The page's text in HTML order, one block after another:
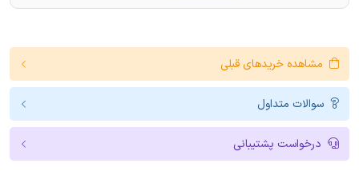
مشاهده خریدهای قبلی
سوالات متداول
درخواست پشتیبانی